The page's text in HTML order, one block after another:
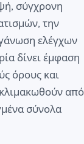
σύγχρονη
την
ελέγχων
δίνει έμφαση
όρους και
από
σύνολα